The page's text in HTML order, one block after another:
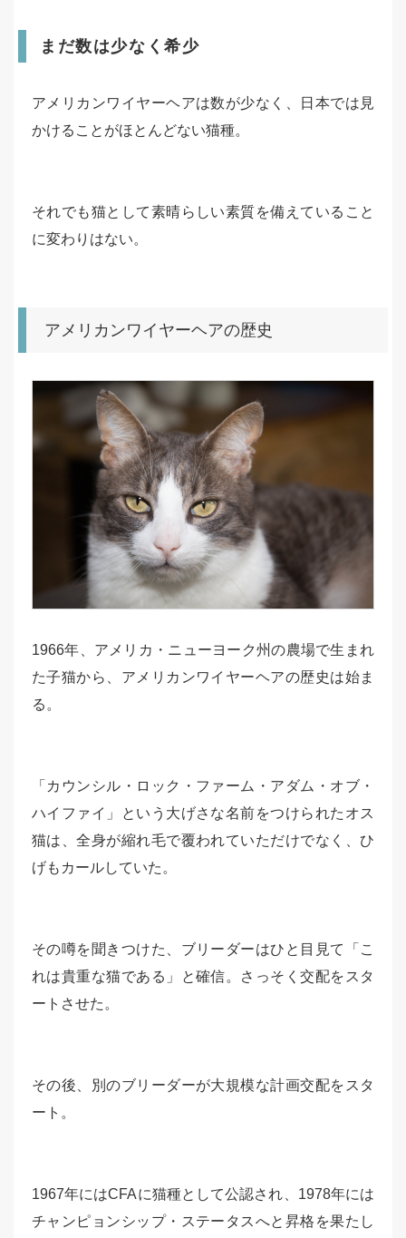
まだ数は少なく希少
アメリカンワイヤーヘアは数が少なく、日本では見
かけることがほとんどない猫種。
それでも猫として素晴らしい素質を備えていること
に変わりはない。
アメリカンワイヤーヘアの歴史
1966年、アメリカ・ニューヨーク州の農場で生まれ
た子猫から、アメリカンワイヤーヘアの歴史は始ま
る。
「カウンシル・ロック・ファーム・アダム・オブ・
ハイファイ」という大げさな名前をつけられたオス
猫は、全身が縮れ毛で覆われていただけでなく、ひ
げもカールしていた。
その噂を聞きつけた、ブリーダーはひと目見て「こ
れは貴重な猫である」と確信。さっそく交配をスタ
ートさせた。
その後、別のブリーダーが大規模な計画交配をスタ
ート。
1967年にはCFAに猫種として公認され、1978年には
チャンピョンシップ・ステータスへと昇格を果たし